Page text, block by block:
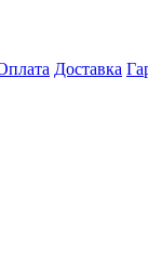
Доставка